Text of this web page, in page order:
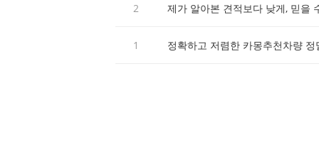
2 제가 알아본 견적보다 낮게, 믿을
1 정확하고 저렴한 카몽추천차량